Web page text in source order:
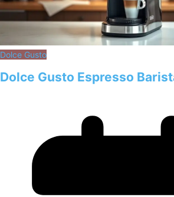
Dolce Gusto
Dolce Gusto Espresso